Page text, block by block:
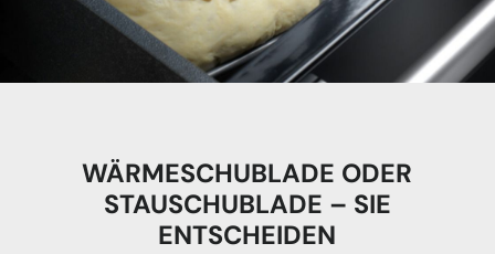
WÄRMESCHUBLADE ODER
STAUSCHUBLADE – SIE
ENTSCHEIDEN